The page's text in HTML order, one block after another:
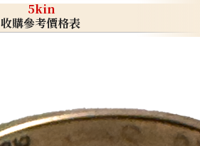
5kin
收購參考價格表